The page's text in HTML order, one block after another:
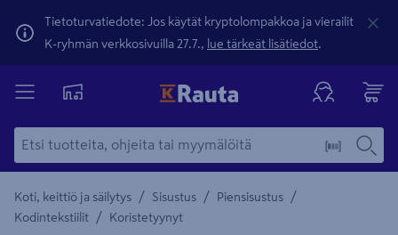
Tietoturvatiedote: Jos käytät kryptolompakkoa ja vierailit
K-ryhmän verkkosivuilla 27.7., lue tärkeät lisätiedot.
Koti, keittiö ja säilytys / Sisustus / Piensisustus /
Kodintekstiilit / Koristetyynyt